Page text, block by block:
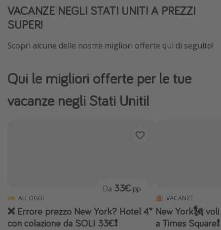
VACANZE NEGLI STATI UNITI A PREZZI
SUPER!
Scopri alcune delle nostre migliori offerte qui di seguito!
Qui le migliori offerte per le tue
vacanze negli Stati Uniti!
ALLOGGI
❌ Errore prezzo New York? Hotel 4*
con colazione da SOLI 33€❗️
Da 33€ pp
VACANZE
New York🗽
a Times Square❗️